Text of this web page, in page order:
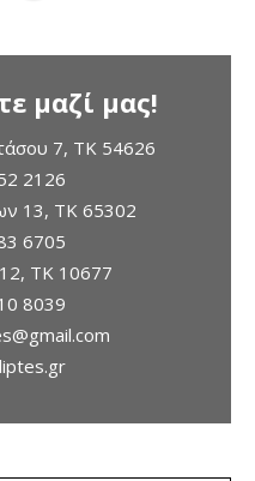
μαζί μας!
7, TK 54626
2126
13, ΤΚ 65302
6705
ΤΚ 10677
8039